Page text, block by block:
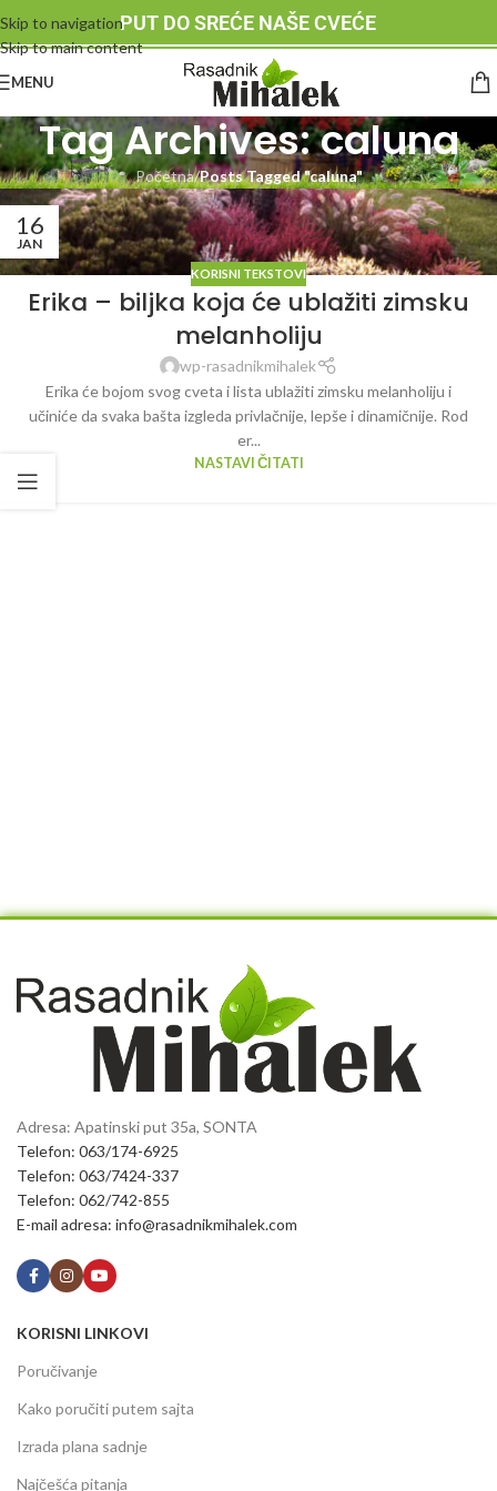
Skip to navigation
Skip to main content
PUT DO SREĆE NAŠE CVEĆE
MENU
Tag Archives: caluna
Početna/Posts Tagged "caluna"
16
JAN
KORISNI TEKSTOVI
Erika – biljka koja će ublažiti zimsku
melanholiju
wp-rasadnikmihalek
Erika će bojom svog cveta i lista ublažiti zimsku melanholiju i
učiniće da svaka bašta izgleda privlačnije, lepše i dinamičnije. Rod
er...
NASTAVI ČITATI
Adresa: Apatinski put 35a, SONTA
Telefon: 063/174-6925
Telefon: 063/7424-337
Telefon: 062/742-855
E-mail adresa: info@rasadnikmihalek.com
KORISNI LINKOVI
Poručivanje
Kako poručiti putem sajta
Izrada plana sadnje
Najčešća pitanja